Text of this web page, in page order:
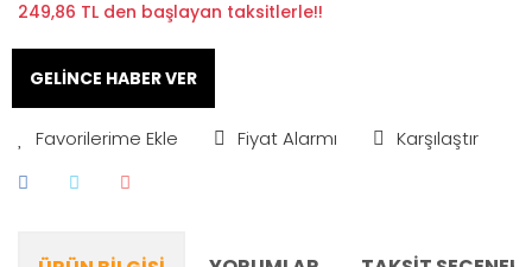
249,86 TL den başlayan taksitlerle!!
GELİNCE HABER VER
Fiyat Alarmı Karşılaştır